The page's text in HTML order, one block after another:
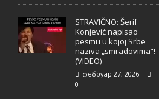
STRAVIČNO: Šerif
Konjević napisao
pesmu u kojoj Srbe
naziva „smradovima“!
(VIDEO)
фебруар 27, 2026
0